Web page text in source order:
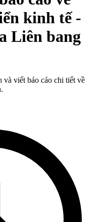
kinh tế -
Liên bang
và viết báo cáo chi tiết về